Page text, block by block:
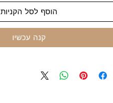
הוסף לסל הקניות
קנה עכשיו